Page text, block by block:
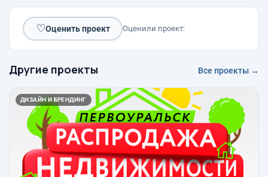
♡Оценить проект Оценили проект:
Другие проекты Все проекты →
ДИЗАЙН И БРЕНДИНГ